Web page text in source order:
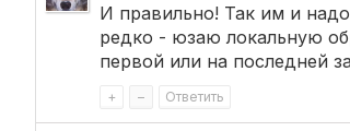
И правильно! Так им и
редко - юзаю локальную
первой или на последней
+ – Ответить